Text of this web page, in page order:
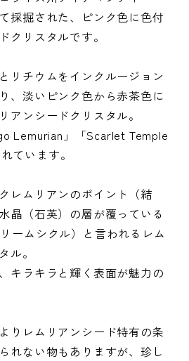
採掘された、ピンク色に色付
クリスタルです。
リチウムをインクルージョン
、淡いピンク色から赤茶色に
アンシードクリスタル。
Lemurian」「Scarlet Temple
ています。
レムリアンのポイント（結
晶（石英）の層が覆っている
ームシクル）と言われるレム
ル。
キラキラと輝く表面が魅力の
りレムリアンシード特有の条
れない物もありますが、珍し